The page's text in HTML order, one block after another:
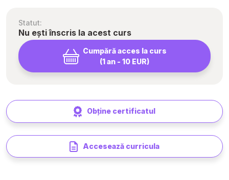
Statut:
Nu ești înscris la acest curs
Cumpără acces la curs
(1 an - 10 EUR)
Obține certificatul
Accesează curricula